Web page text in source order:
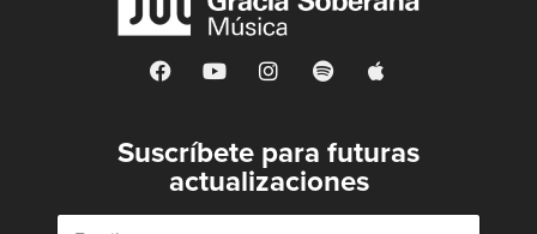
Suscríbete para futuras
actualizaciones
E